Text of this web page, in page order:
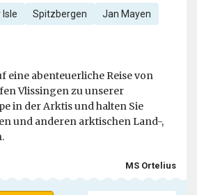
Isle Spitzbergen Jan Mayen
eine abenteuerliche Reise von
Vlissingen zu unserer
in der Arktis und halten Sie
und anderen arktischen Land-,
MS Ortelius